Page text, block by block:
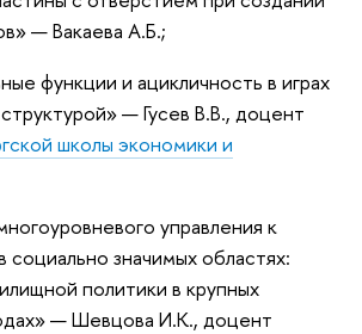
— Вакаева А.Б.;
функции и ацикличность в играх
— Гусев В.В., доцент
школы экономики и
управления к
значимых областях:
политики в крупных
— Шевцова И.К., доцент